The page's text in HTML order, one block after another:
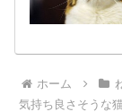
ホーム
気持ち良さそうな